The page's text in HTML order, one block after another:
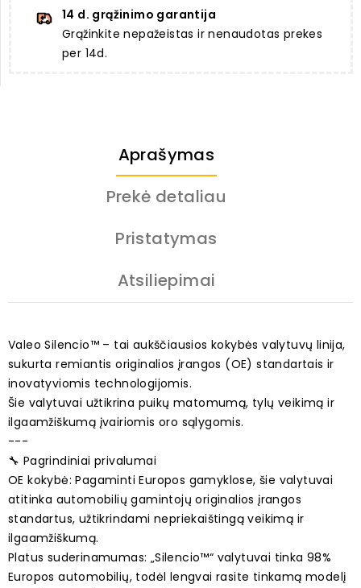
14 d. grąžinimo garantija
Grąžinkite nepažeistas ir nenaudotas prekes
per 14d.
Aprašymas
Prekė detaliau
Pristatymas
Atsiliepimai
Valeo Silencio™ – tai aukščiausios kokybės valytuvų linija,
sukurta remiantis originalios įrangos (OE) standartais ir
inovatyviomis technologijomis.
Šie valytuvai užtikrina puikų matomumą, tylų veikimą ir
ilgaamžiškumą įvairiomis oro sąlygomis.
---
🔧 Pagrindiniai privalumai
OE kokybė: Pagaminti Europos gamyklose, šie valytuvai
atitinka automobilių gamintojų originalios įrangos
standartus, užtikrindami nepriekaištingą veikimą ir
ilgaamžiškumą.
Platus suderinamumas: „Silencio™“ valytuvai tinka 98%
Europos automobilių, todėl lengvai rasite tinkamą modelį